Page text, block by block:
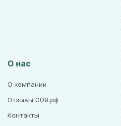
О нас
О компании
Отзывы 009.рф
Контакты